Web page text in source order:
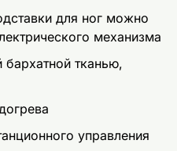
для ног можно
механизма
бархатной тканью,
управления